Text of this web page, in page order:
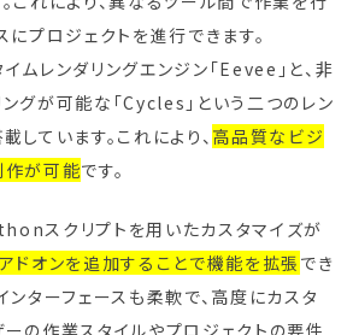
にプロジェクトを進行できます。
ムレンダリングエンジン「Eevee」と、非
グが可能な「Cycles」という二つのレン
しています。これにより、 高品質なビジ
作が可能です。
スクリプトを用いたカスタマイズが
ドオンを追加することで機能を拡張 でき
ンターフェースも柔軟で、高度にカスタ